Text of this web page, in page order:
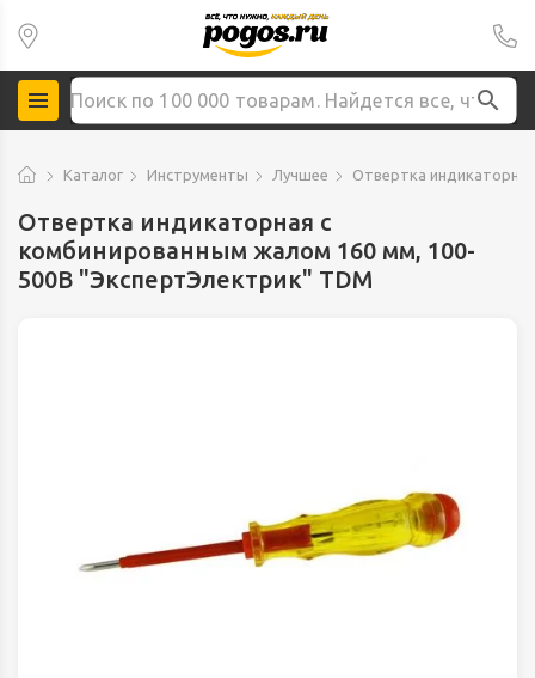
Каталог Инструменты Лучшее Отвертка
Отвертка индикаторная с
комбинированным жалом 160 мм, 100-
500В "ЭкспертЭлектрик" TDM